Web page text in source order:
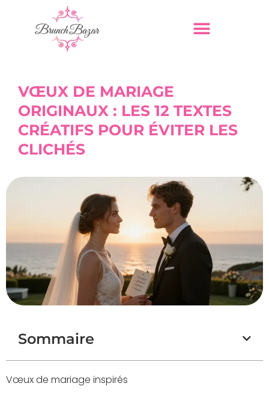
VŒUX DE MARIAGE
ORIGINAUX : LES 12 TEXTES
CRÉATIFS POUR ÉVITER LES
CLICHÉS
Sommaire
Vœux de mariage inspirés